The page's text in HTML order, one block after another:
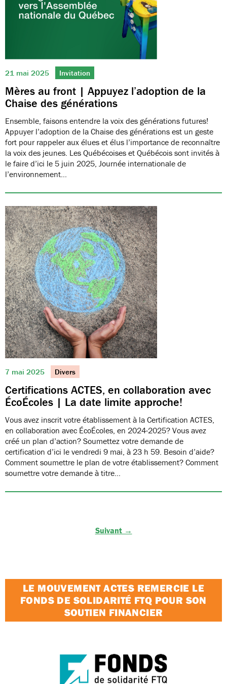
21 mai 2025 Invitation
Mères au front | Appuyez l’adoption de la
Chaise des générations
Ensemble, faisons entendre la voix des générations futures!
Appuyer l’adoption de la Chaise des générations est un geste
fort pour rappeler aux élues et élus l’importance de reconnaître
la voix des jeunes. Les Québécoises et Québécois sont invités à
le faire d’ici le 5 juin 2025, Journée internationale de
l’environnement…
7 mai 2025 Divers
Certifications ACTES, en collaboration avec
ÉcoÉcoles | La date limite approche!
Vous avez inscrit votre établissement à la Certification ACTES,
en collaboration avec ÉcoÉcoles, en 2024-2025? Vous avez
créé un plan d’action? Soumettez votre demande de
certification d’ici le vendredi 9 mai, à 23 h 59. Besoin d’aide?
Comment soumettre le plan de votre établissement? Comment
soumettre votre demande à titre…
Suivant →
LE MOUVEMENT ACTES REMERCIE LE
FONDS DE SOLIDARITÉ FTQ POUR SON
SOUTIEN FINANCIER